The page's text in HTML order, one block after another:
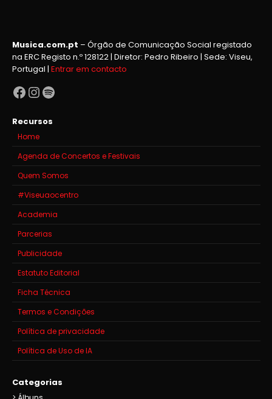
Musica.com.pt – Órgão de Comunicação Social registado
na ERC Registo n.º 128122 | Diretor: Pedro Ribeiro | Sede: Viseu,
Portugal | Entrar em contacto
Facebook
Instagram
Spotify
Recursos
Home
Agenda de Concertos e Festivais
Quem Somos
#Viseuaocentro
Academia
Parcerias
Publicidade
Estatuto Editorial
Ficha Técnica
Termos e Condições
Política de privacidade
Política de Uso de IA
Categorias